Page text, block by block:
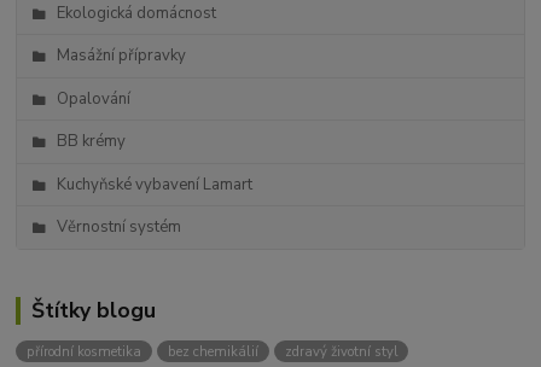
Ekologická domácnost
Masážní přípravky
Opalování
BB krémy
Kuchyňské vybavení Lamart
Věrnostní systém
Štítky blogu
přírodní kosmetika bez chemikálií
zdravý životní styl